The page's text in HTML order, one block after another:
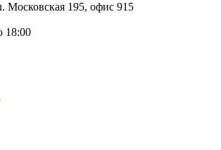
Московская 195, офис 915
18:00